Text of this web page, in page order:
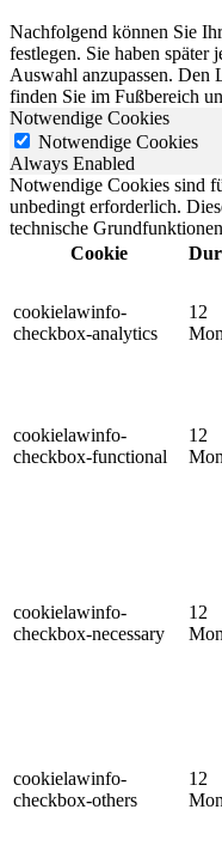
Nachfolgend können Sie
festlegen. Sie haben
Auswahl anzupassen.
finden Sie im Fußbereich
Notwendige Cookies
Notwendige Cookies
Always Enabled
Notwendige Cookies sind
unbedingt erforderlich.
technische
Cookie
cookielawinfo-
checkbox-analytics
12
cookielawinfo-
checkbox-functional
12
cookielawinfo-
checkbox-necessary
12
cookielawinfo-
checkbox-others
12